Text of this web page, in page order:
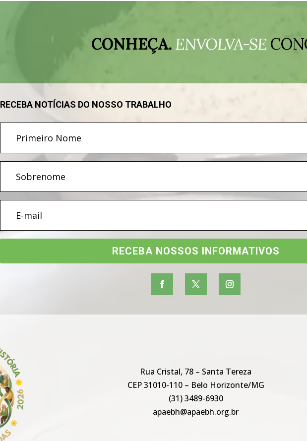
CONHEÇA.ENVOLVA-SE
RECEBA NOTÍCIAS DO NOSSO TRABALHO
RECEBA NOSSOS INFORMATIVOS
Rua Cristal, 78 – Santa Tereza
CEP 31010-110 – Belo Horizonte/MG
(31) 3489-6930
apaebh@apaebh.org.br